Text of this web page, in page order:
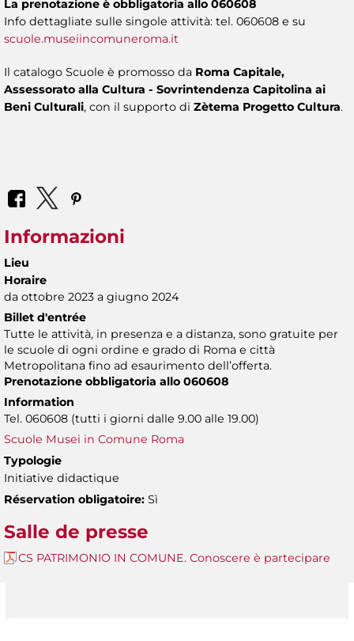
La prenotazione è obbligatoria allo 060608
Info dettagliate sulle singole attività: tel. 060608 e su
scuole.museiincomuneroma.it
Il catalogo Scuole è promosso da Roma Capitale,
Assessorato alla Cultura - Sovrintendenza Capitolina ai
Beni Culturali, con il supporto di Zètema Progetto Cultura.
Informazioni
Lieu
Horaire
da ottobre 2023 a giugno 2024
Billet d'entrée
Tutte le attività, in presenza e a distanza, sono gratuite per
le scuole di ogni ordine e grado di Roma e città
Metropolitana fino ad esaurimento dell’offerta.
Prenotazione obbligatoria allo 060608
Information
Tel. 060608 (tutti i giorni dalle 9.00 alle 19.00)
Scuole Musei in Comune Roma
Typologie
Initiative didactique
Réservation obligatoire: Sì
Salle de presse
CS PATRIMONIO IN COMUNE. Conoscere è partecipare